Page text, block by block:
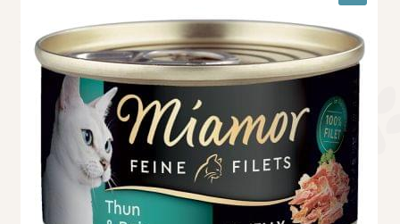
Κουνέλι
Πουλί
Κρεβατάκια
Τσάντες μεταφοράς
Επικοινωνία